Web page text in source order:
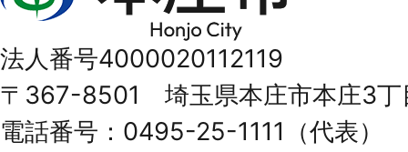
Honjo
City
法人番号4000020112119
〒367-8501 埼玉県本庄市本庄3丁
電話番号：0495-25-1111（代表）